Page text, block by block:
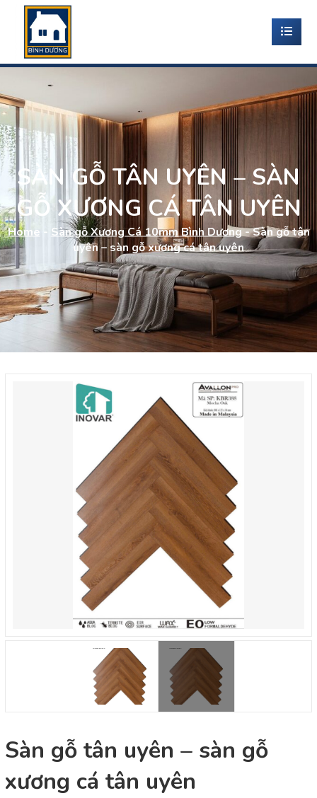
SÀN GỖ TÂN UYÊN – SÀN
GỖ XƯƠNG CÁ TÂN UYÊN
Home - Sàn gỗ Xương Cá 10mm Bình Dương-Sàn gỗ tân
uyên – sàn gỗ xương cá tân uyên
Sàn gỗ tân uyên – sàn gỗ
xương cá tân uyên